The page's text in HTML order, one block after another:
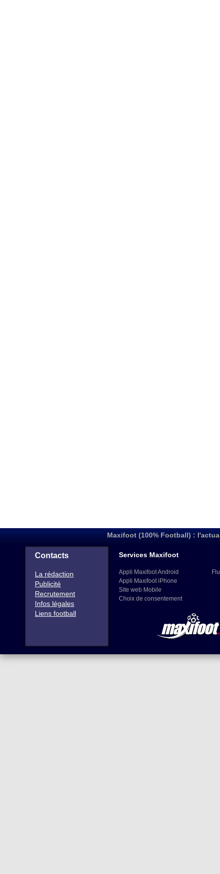
Maxifoot (100% Football) :
Contacts
La rédaction
Publicité
Recrutement
Infos légales
Liens football
Services Maxifoot
Appli Maxifoot Android
Appli Maxifoot iPhone
Site web Mobile
Choix de consentement